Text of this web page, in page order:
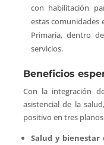
con habilitación
estas comunidades
Primaria, dentro
servicios.
Beneficios
Con la integración
asistencial de la
positivo en tres
Salud y bienestar